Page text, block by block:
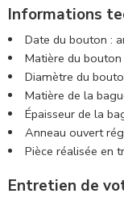
Informations
Date du bouton :
Matière du
Diamètre du
Matière de la
Épaisseur de la
Anneau ouvert
Pièce réalisée en
Entretien de